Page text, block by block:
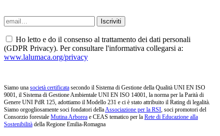
Ho letto e do il consenso al trattamento dei dati personali
(GDPR Privacy). Per consultare l'informativa collegarsi a:
www.lalumaca.org/privacy
Siamo una società certificata secondo il Sistema di Gestione della Qualità UNI EN ISO
9001, il Sistema di Gestione Ambientale UNI EN ISO 14001, la norma per la Parità di
Genere UNI PdR 125, adottiamo il Modello 231 e ci è stato attribuito il Rating di legalità.
Siamo orgogliosamente soci fondatori dellaAssociazione per la RSI, soci promotori del
Consorzio forestale Mutina Arborea e CEAS tematico per la Rete di Educazione alla
Sostenibilità della Regione Emilia-Romagna